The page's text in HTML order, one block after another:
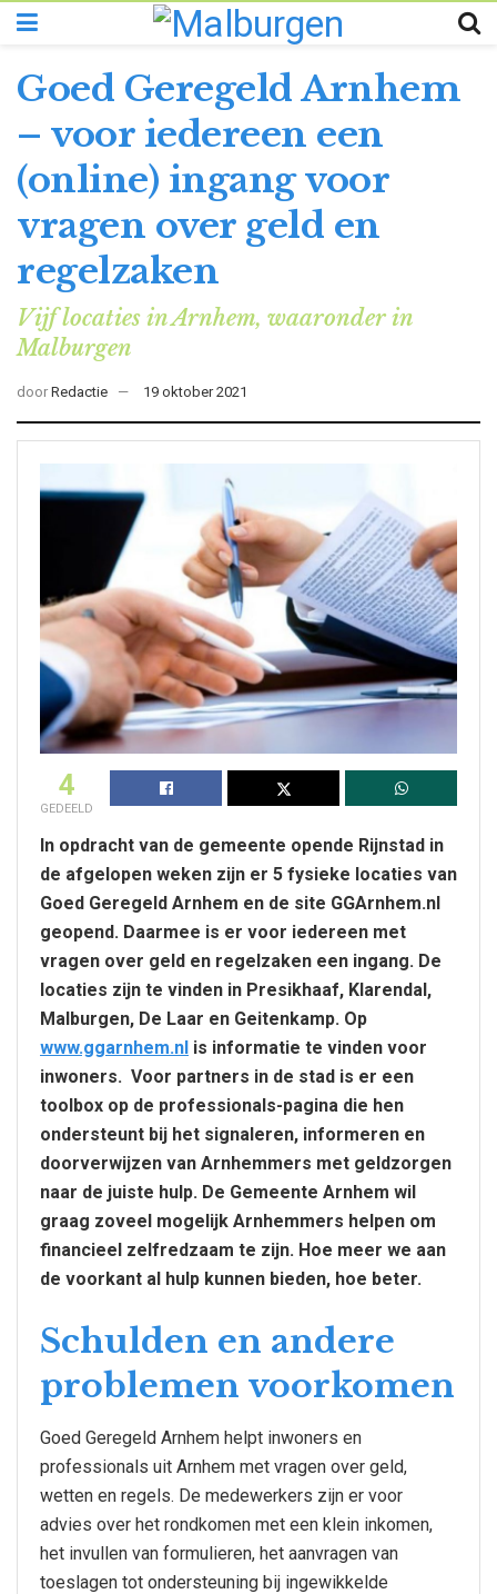
Goed Geregeld Arnhem
– voor iedereen een
(online) ingang voor
vragen over geld en
regelzaken
Vijf locaties in Arnhem, waaronder in
Malburgen
door Redactie 19 oktober 2021
4
GEDEELD
In opdracht van de gemeente opende Rijnstad in
de afgelopen weken zijn er 5 fysieke locaties van
Goed Geregeld Arnhem en de site GGArnhem.nl
geopend. Daarmee is er voor iedereen met
vragen over geld en regelzaken een ingang. De
locaties zijn te vinden in Presikhaaf, Klarendal,
Malburgen, De Laar en Geitenkamp. Op
www.ggarnhem.nl is informatie te vinden voor
inwoners. Voor partners in de stad is er een
toolbox op de professionals-pagina die hen
ondersteunt bij het signaleren, informeren en
doorverwijzen van Arnhemmers met geldzorgen
naar de juiste hulp. De Gemeente Arnhem wil
graag zoveel mogelijk Arnhemmers helpen om
financieel zelfredzaam te zijn. Hoe meer we aan
de voorkant al hulp kunnen bieden, hoe beter.
Schulden en andere
problemen voorkomen
Goed Geregeld Arnhem helpt inwoners en
professionals uit Arnhem met vragen over geld,
wetten en regels. De medewerkers zijn er voor
advies over het rondkomen met een klein inkomen,
het invullen van formulieren, het aanvragen van
toeslagen tot ondersteuning bij ingewikkelde